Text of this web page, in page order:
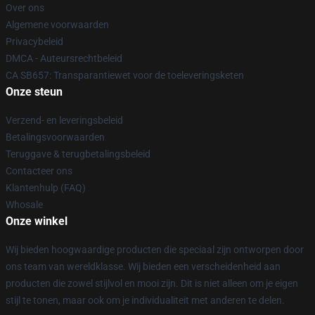
Over ons
Algemene voorwaarden
Privacybeleid
DMCA - Auteursrechtbeleid
CA SB657: Transparantiewet voor de toeleveringsketen
Onze steun
Verzend- en leveringsbeleid
Betalingsvoorwaarden
Teruggave & terugbetalingsbeleid
Contacteer ons
Klantenhulp (FAQ)
Whosale
Onze winkel
Wij bieden hoogwaardige producten die speciaal zijn ontworpen door
ons team van wereldklasse. Wij bieden een verscheidenheid aan
producten die zowel stijlvol en mooi zijn. Dit is niet alleen om je eigen
stijl te tonen, maar ook om je individualiteit met anderen te delen.